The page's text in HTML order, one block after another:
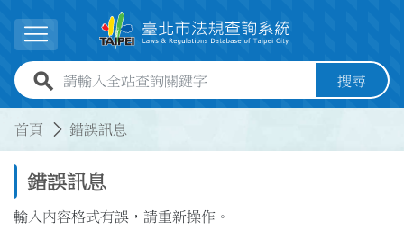
展開選單
全站查詢關鍵字欄位 搜尋
首頁 錯誤訊息
錯誤訊息
輸入內容格式有誤，請重新操作。